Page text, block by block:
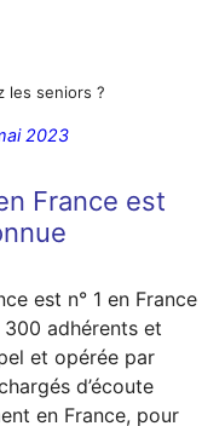
les seniors ?
2023
France est
est n° 1 en France
adhérents et
et opérée par
d’écoute
en France, pour